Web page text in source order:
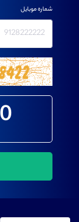
شماره موبایل